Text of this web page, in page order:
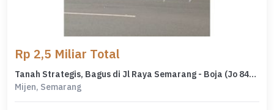
Rp 2,5 Miliar Total
Tanah Strategis, Bagus di Jl Raya Semarang - Boja (Jo 8459)
Mijen, Semarang